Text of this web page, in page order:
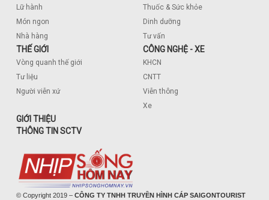
Lữ hành
Món ngon
Nhà hàng
Thuốc & Sức khỏe
Dinh dưỡng
Tư vấn
THẾ GIỚI
Vòng quanh thế giới
Tư liệu
Người viễn xứ
CÔNG NGHỆ - XE
KHCN
CNTT
Viễn thông
Xe
GIỚI THIỆU
THÔNG TIN SCTV
© Copyright 2019 – CÔNG TY TNHH TRUYỀN HÌNH CÁP SAIGONTOURIST